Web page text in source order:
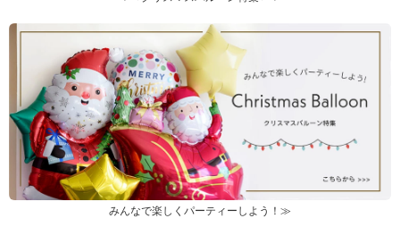
みんなで楽しくパーティーしよう！≫